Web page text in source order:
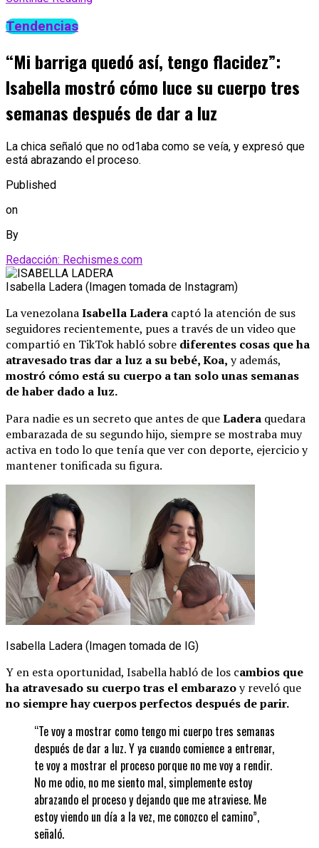
Tendencias
“Mi barriga quedó así, tengo flacidez”:
Isabella mostró cómo luce su cuerpo tres
semanas después de dar a luz
La chica señaló que no od1aba como se veía, y expresó que
está abrazando el proceso.
Published
on
By
Redacción: Rechismes.com
Isabella Ladera (Imagen tomada de Instagram)
La venezolanaIsabella Ladera captó la atención de sus
seguidores recientemente, pues a través de un video que
compartió en TikTok habló sobre diferentes cosas que ha
atravesado tras dar a luz a su bebé, Koa, y además,
mostró cómo está su cuerpo a tan solo unas semanas
de haber dado a luz.
Para nadie es un secreto que antes de queLadera quedara
embarazada de su segundo hijo, siempre se mostraba muy
activa en todo lo que tenía que ver con deporte, ejercicio y
mantener tonificada su figura.
Isabella Ladera (Imagen tomada de IG)
Y en esta oportunidad, Isabella habló de los cambios que
ha atravesado su cuerpo tras el embarazoy reveló que
no siempre hay cuerpos perfectos después de parir.
“Te voy a mostrar como tengo mi cuerpo tres semanas
después de dar a luz. Y ya cuando comience a entrenar,
te voy a mostrar el proceso porque no me voy a rendir.
No me odio, no me siento mal, simplemente estoy
abrazando el proceso y dejando que me atraviese. Me
estoy viendo un día a la vez, me conozco el camino”,
señaló.